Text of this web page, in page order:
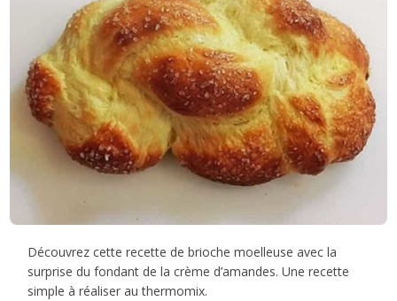
Découvrez cette recette de brioche moelleuse avec la
surprise du fondant de la crème d’amandes. Une recette
simple à réaliser au thermomix.